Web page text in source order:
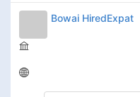
Bowai HiredExpat